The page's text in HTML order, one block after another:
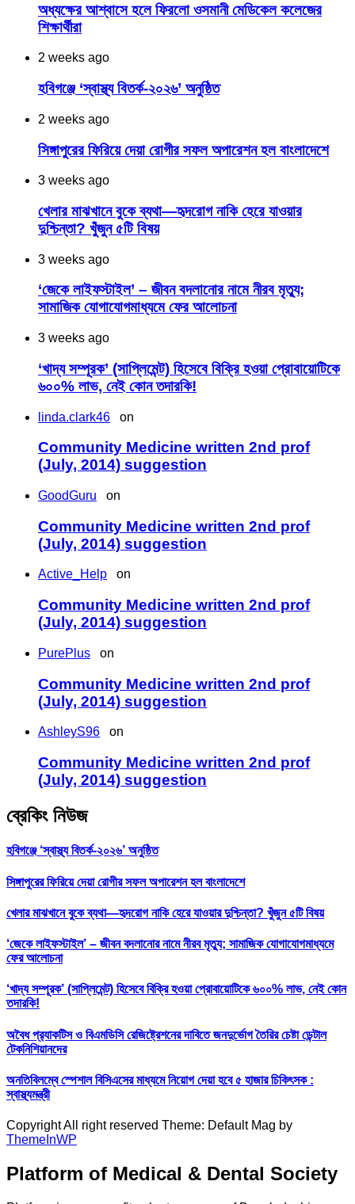
অধ্যক্ষের আশ্বাসে হলে ফিরলো ওসমানী মেডিকেল কলেজের
শিক্ষার্থীরা
2 weeks ago
হবিগঞ্জে ‘স্বাস্থ্য বিতর্ক-২০২৬’ অনুষ্ঠিত
2 weeks ago
সিঙ্গাপুরের ফিরিয়ে দেয়া রোগীর সফল অপারেশন হল বাংলাদেশে
3 weeks ago
খেলার মাঝখানে বুকে ব্যথা—হৃদরোগ নাকি হেরে যাওয়ার
দুশ্চিন্তা? খুঁজুন ৫টি বিষয়
3 weeks ago
‘জেকে লাইফস্টাইল’ – জীবন বদলানোর নামে নীরব মৃত্যু;
সামাজিক যোগাযোগমাধ্যমে ফের আলোচনা
3 weeks ago
‘খাদ্য সম্পূরক’ (সাপ্লিমেন্ট) হিসেবে বিক্রি হওয়া প্রোবায়োটিকে
৬০০% লাভ, নেই কোন তদারকি!
linda.clark46 on
Community Medicine written 2nd prof
(July, 2014) suggestion
GoodGuru on
Community Medicine written 2nd prof
(July, 2014) suggestion
Active_Help on
Community Medicine written 2nd prof
(July, 2014) suggestion
PurePlus on
Community Medicine written 2nd prof
(July, 2014) suggestion
AshleyS96 on
Community Medicine written 2nd prof
(July, 2014) suggestion
ব্রেকিং নিউজ
হবিগঞ্জে ‘স্বাস্থ্য বিতর্ক-২০২৬’ অনুষ্ঠিত
সিঙ্গাপুরের ফিরিয়ে দেয়া রোগীর সফল অপারেশন হল বাংলাদেশে
খেলার মাঝখানে বুকে ব্যথা—হৃদরোগ নাকি হেরে যাওয়ার দুশ্চিন্তা? খুঁজুন ৫টি বিষয়
‘জেকে লাইফস্টাইল’ – জীবন বদলানোর নামে নীরব মৃত্যু; সামাজিক যোগাযোগমাধ্যমে
ফের আলোচনা
‘খাদ্য সম্পূরক’ (সাপ্লিমেন্ট) হিসেবে বিক্রি হওয়া প্রোবায়োটিকে ৬০০% লাভ, নেই কোন
তদারকি!
অবৈধ প্র‍্যাকটিস ও বিএমডিসি রেজিষ্ট্রেশনের দাবিতে জনদুর্ভোগ তৈরির চেষ্টা ডেন্টাল
টেকনিশিয়ানদের
অনতিবিলম্বে স্পেশাল বিসিএসের মাধ্যমে নিয়োগ দেয়া হবে ৫ হাজার চিকিৎসক :
স্বাস্থ্যমন্ত্রী
Copyright All right reserved Theme: Default Mag by
ThemeInWP
Platform of Medical & Dental Society